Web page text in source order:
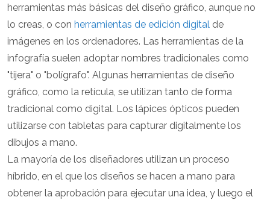
herramientas más básicas del diseño gráfico, aunque no
lo creas, o con herramientas de edición digital de
imágenes en los ordenadores. Las herramientas de la
infografía suelen adoptar nombres tradicionales como
"tijera" o "bolígrafo". Algunas herramientas de diseño
gráfico, como la retícula, se utilizan tanto de forma
tradicional como digital. Los lápices ópticos pueden
utilizarse con tabletas para capturar digitalmente los
dibujos a mano.
La mayoría de los diseñadores utilizan un proceso
híbrido, en el que los diseños se hacen a mano para
obtener la aprobación para ejecutar una idea, y luego el